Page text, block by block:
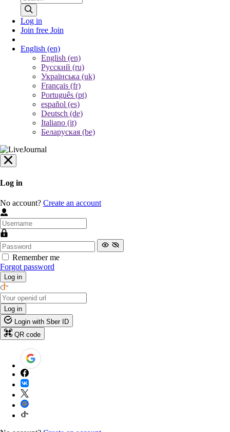
Log in
Join free Join
English (en)
English (en)
Русский (ru)
Українська (uk)
Français (fr)
Português (pt)
español (es)
Deutsch (de)
Italiano (it)
Беларуская (be)
Log in
No account? Create an account
Remember me
Forgot password
Log in
Log in
Login with Sber ID
QR code